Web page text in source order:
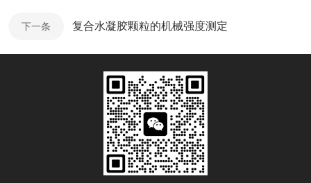
下一条 复合水凝胶颗粒的机械强度测定